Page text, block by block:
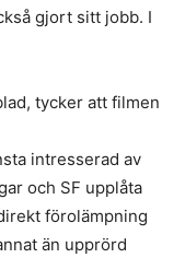
gjort sitt jobb. I
tycker att filmen
intresserad av
och SF upplåta
förolämpning
än upprörd